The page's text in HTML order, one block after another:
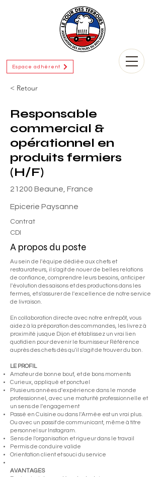
Espace adhérent
< Retour
Responsable
commercial &
opérationnel en
produits fermiers
(H/F)
21200 Beaune, France
Epicerie Paysanne
Contrat
CDI
A propos du poste
Au sein de l'équipe dédiée aux chefs et
restaurateurs, il s'agit de nouer de belles relations
de confiance, comprendre leurs besoins, anticiper
l'évolution des saisons et des productions dans les
fermes, et s'assurer de l'excellence de notre service
de livraison.
En collaboration directe avec notre entrepôt, vous
aidez à la préparation des commandes, les livrez à
proximité jusque Dijon et établissez un vrai lien
quotidien pour devenir le fournisseur Référence
auprès des chefs dès qu'il s'agit de trouver du bon.
LE PROFIL
Amateur de bonne bouf, et de bons moments
Curieux, appliqué et ponctuel
Plusieurs années d'expérience dans le monde
professionnel, avec une maturité professionnelle et
un sens de l'engagement
Passé en Cuisine ou dans l'Armée est un vrai plus.
Ou avec un passif de communicant, même à titre
personnel sur Instagram.
Sens de l'organisation et rigueur dans le travail
Permis de conduire valide
Orientation client et souci du service
AVANTAGES